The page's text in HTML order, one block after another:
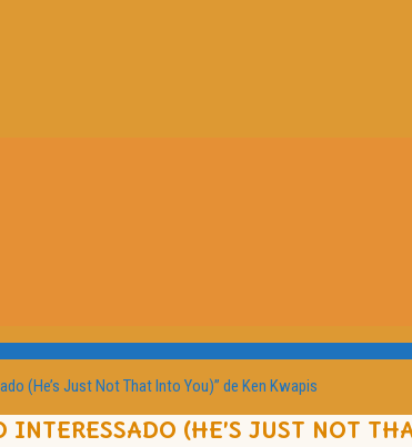
(He’s Just Not That Into You)” de Ken Kwapis
INTERESSADO (HE’S JUST NOT